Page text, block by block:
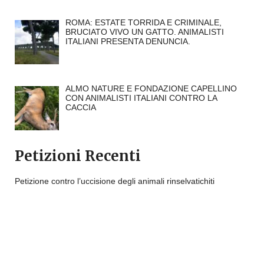
ROMA: ESTATE TORRIDA E CRIMINALE,
BRUCIATO VIVO UN GATTO. ANIMALISTI
ITALIANI PRESENTA DENUNCIA.
ALMO NATURE E FONDAZIONE CAPELLINO
CON ANIMALISTI ITALIANI CONTRO LA
CACCIA
Petizioni Recenti
Petizione contro l’uccisione degli animali rinselvatichiti